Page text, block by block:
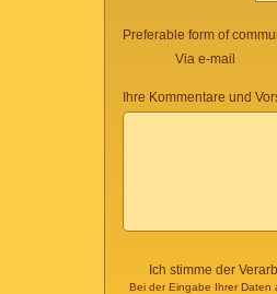
Preferable form of
Via e-mail
Ihre Kommentare und
Ich stimme der
Bei der Eingabe Ihrer Daten